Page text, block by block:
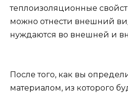
теплоизоляционные
можно отнести внешний
нуждаются во внешней и
После того, как вы
материалом, из которого